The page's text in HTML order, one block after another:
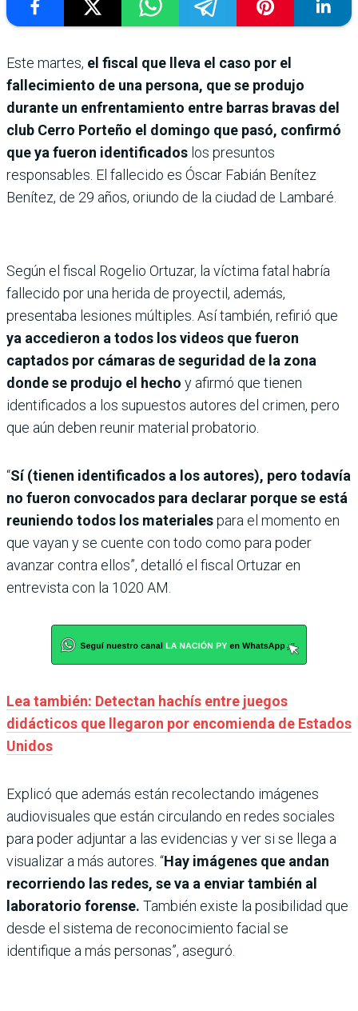
Este martes, el fiscal que lleva el caso por el
fallecimiento de una persona, que se produjo
durante un enfrentamiento entre barras bravas del
club Cerro Porteño el domingo que pasó, confirmó
que ya fueron identificados los presuntos
responsables. El fallecido es Óscar Fabián Benítez
Benítez, de 29 años, oriundo de la ciudad de Lambaré.
Según el fiscal Rogelio Ortuzar, la víctima fatal habría
fallecido por una herida de proyectil, además,
presentaba lesiones múltiples. Así también, refirió que
ya accedieron a todos los videos que fueron
captados por cámaras de seguridad de la zona
donde se produjo el hecho y afirmó que tienen
identificados a los supuestos autores del crimen, pero
que aún deben reunir material probatorio.
“Sí (tienen identificados a los autores), pero todavía
no fueron convocados para declarar porque se está
reuniendo todos los materialespara el momento en
que vayan y se cuente con todo como para poder
avanzar contra ellos”, detalló el fiscal Ortuzar en
entrevista con la 1020 AM.
Lea también: Detectan hachís entre juegos
didácticos que llegaron por encomienda de Estados
Unidos
Explicó que además están recolectando imágenes
audiovisuales que están circulando en redes sociales
para poder adjuntar a las evidencias y ver si se llega a
visualizar a más autores. “Hay imágenes que andan
recorriendo las redes, se va a enviar también al
laboratorio forense. También existe la posibilidad que
desde el sistema de reconocimiento facial se
identifique a más personas”, aseguró.